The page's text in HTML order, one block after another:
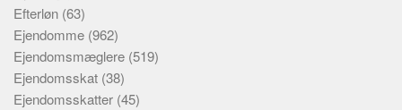
Efterløn (63)
Ejendomme (962)
Ejendomsmæglere (519)
Ejendomsskat (38)
Ejendomsskatter (45)